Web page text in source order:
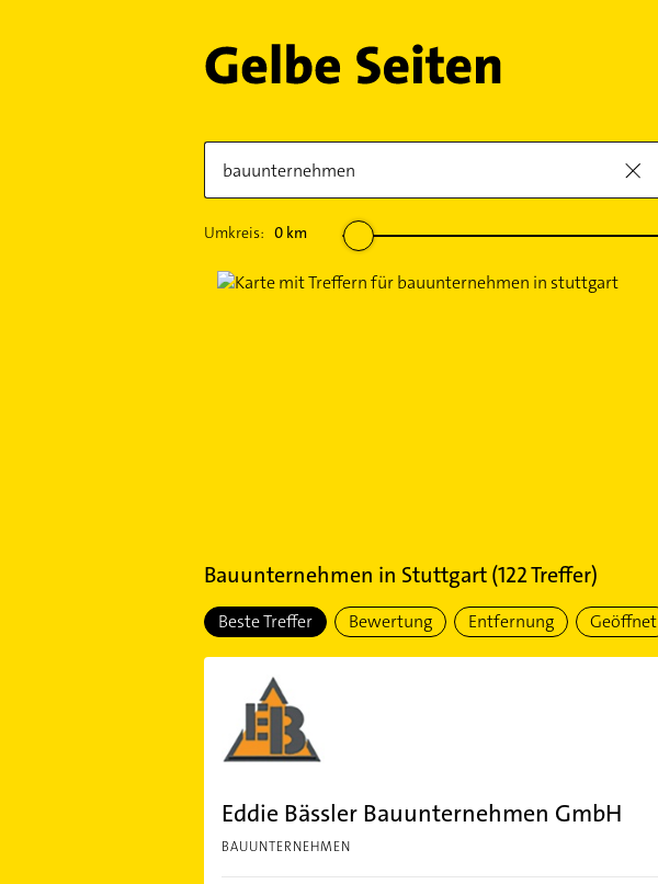
Umkreis: 0km
Bauunternehmen in Stuttgart(122Treffer)
Beste Treffer Bewertung Entfernung Geöffnet
Eddie Bässler Bauunternehmen GmbH
BAUUNTERNEHMEN